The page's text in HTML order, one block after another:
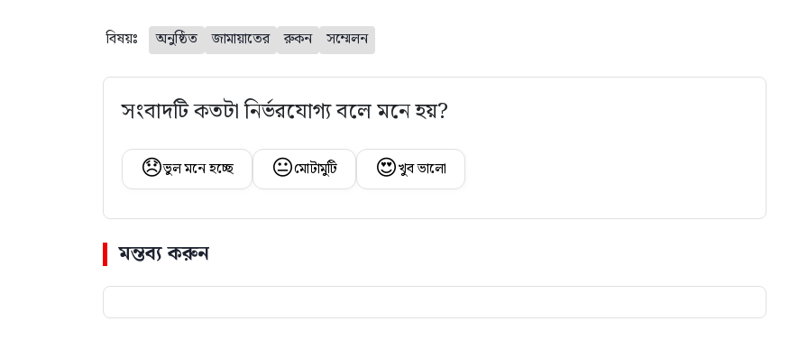
বিষয়ঃ অনুষ্ঠিত জামায়াতের রুকন সম্মেলন
সংবাদটি কতটা নির্ভরযোগ্য বলে মনে হয়?
😞ভুল মনে হচ্ছে 😐মোটামুটি 😍খুব ভালো
মন্তব্য করুন